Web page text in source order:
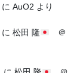
に AuO2 より
に 松田 隆
＠